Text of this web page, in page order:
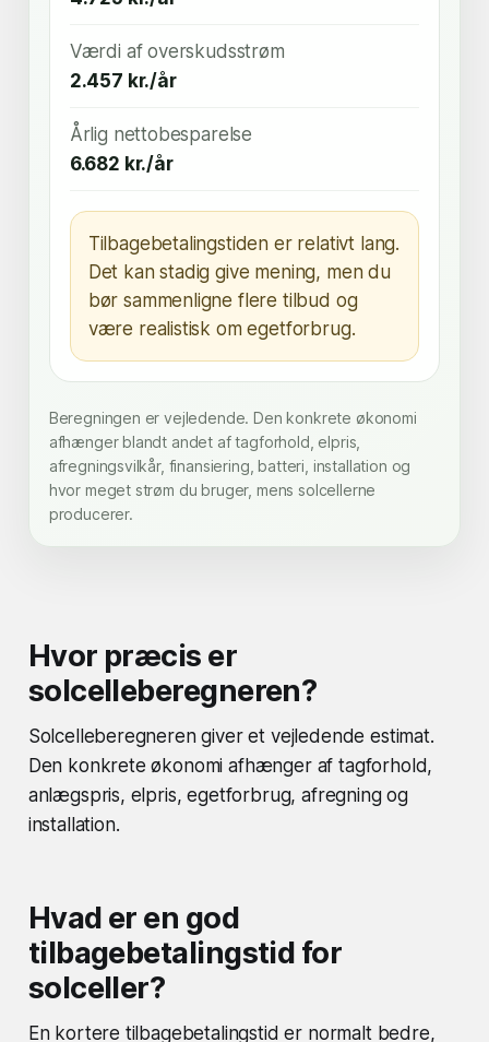
Værdi af overskudsstrøm
2.457 kr./år
Årlig nettobesparelse
6.682 kr./år
Tilbagebetalingstiden er relativt lang.
Det kan stadig give mening, men du
bør sammenligne flere tilbud og
være realistisk om egetforbrug.
Beregningen er vejledende. Den konkrete økonomi
afhænger blandt andet af tagforhold, elpris,
afregningsvilkår, finansiering, batteri, installation og
hvor meget strøm du bruger, mens solcellerne
producerer.
Hvor præcis er
solcelleberegneren?
Solcelleberegneren giver et vejledende estimat.
Den konkrete økonomi afhænger af tagforhold,
anlægspris, elpris, egetforbrug, afregning og
installation.
Hvad er en god
tilbagebetalingstid for
solceller?
En kortere tilbagebetalingstid er normalt bedre,